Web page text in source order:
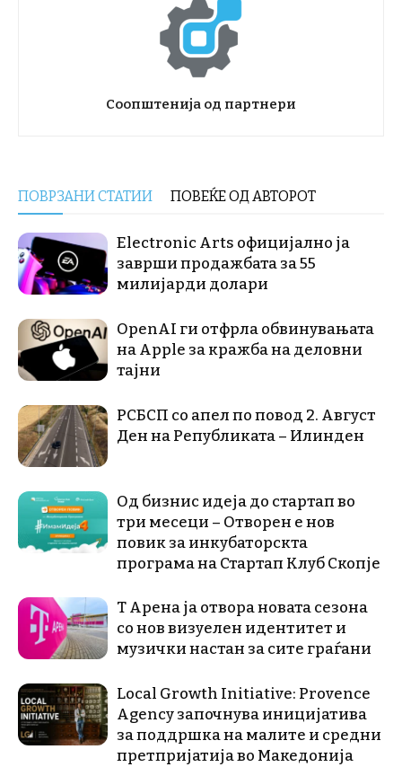
Соопштенија од партнери
ПОВРЗАНИ СТАТИИ ПОВЕЌЕ ОД АВТОРОТ
Electronic Arts официјално ја
заврши продажбата за 55
милијарди долари
OpenAI ги отфрла обвинувањата
на Apple за кражба на деловни
тајни
РСБСП со апел по повод 2. Август
Ден на Републиката – Илинден
Од бизнис идеја до стартап во
три месеци – Отворен е нов
повик за инкубаторскта
програма на Стартап Клуб Скопје
Т Арена ја отвора новата сезона
со нов визуелен идентитет и
музички настан за сите граѓани
Local Growth Initiative: Provence
Agency започнува иницијатива
за поддршка на малите и средни
претпријатија во Македонија